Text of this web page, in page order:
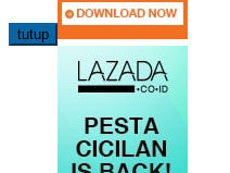
tutup